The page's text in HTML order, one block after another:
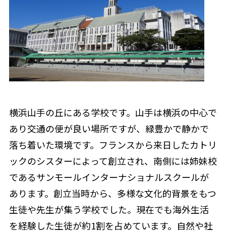
横浜山手の丘にある学校です。山手は横浜の中心で
あり交通の便が良い場所ですが、緑豊かで静かで
落ち着いた環境です。フランスから来日したカトリ
ックのシスターによって創立され、南側には姉妹校
であるサンモールインターナショナルスクールが
あります。創立当時から、多様な文化的背景をもつ
生徒や先生が集う学校でした。現在でも海外生活
を経験した生徒が約1割を占めています。自然や社